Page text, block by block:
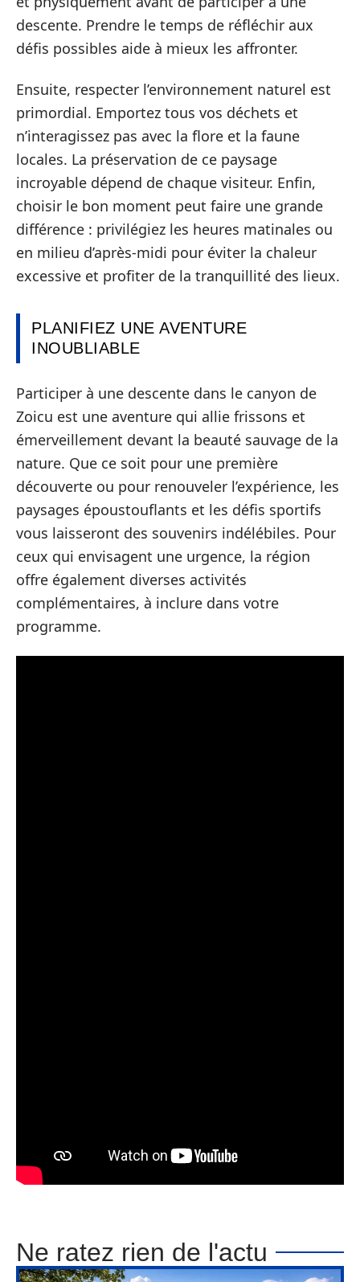
descente. Prendre le temps de réfléchir aux
défis possibles aide à mieux les affronter.
Ensuite, respecter l’environnement naturel est
primordial. Emportez tous vos déchets et
n’interagissez pas avec la flore et la faune
locales. La préservation de ce paysage
incroyable dépend de chaque visiteur. Enfin,
choisir le bon moment peut faire une grande
différence : privilégiez les heures matinales ou
en milieu d’après-midi pour éviter la chaleur
excessive et profiter de la tranquillité des lieux.
PLANIFIEZ UNE AVENTURE
INOUBLIABLE
Participer à une descente dans le canyon de
Zoicu est une aventure qui allie frissons et
émerveillement devant la beauté sauvage de la
nature. Que ce soit pour une première
découverte ou pour renouveler l’expérience, les
paysages époustouflants et les défis sportifs
vous laisseront des souvenirs indélébiles. Pour
ceux qui envisagent une urgence, la région
offre également diverses activités
complémentaires, à inclure dans votre
programme.
Ne ratez rien de l'actu